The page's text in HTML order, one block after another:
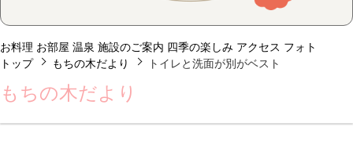
お料理 お部屋 温泉 施設のご案内 四季の楽しみ アクセス フォト
トップ
もちの木だより トイレと洗面が別がベスト
もちの木だより